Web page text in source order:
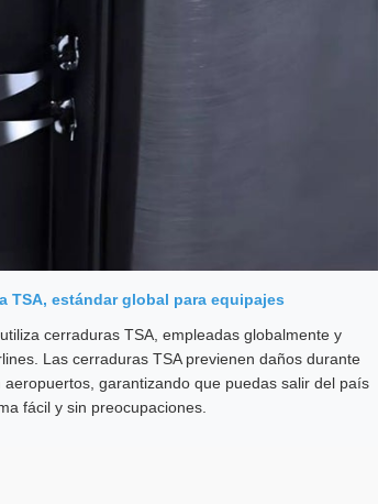
TSA, estándar global para equipajes
cerraduras TSA, empleadas globalmente y
Las cerraduras TSA previenen daños durante
garantizando que puedas salir del país
fácil y sin preocupaciones.